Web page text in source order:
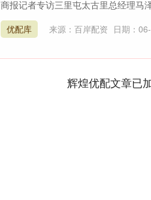
商报记者专访三里屯太古里总经理马
优配库 来源：百岸配资 日期：
辉煌优配文章已